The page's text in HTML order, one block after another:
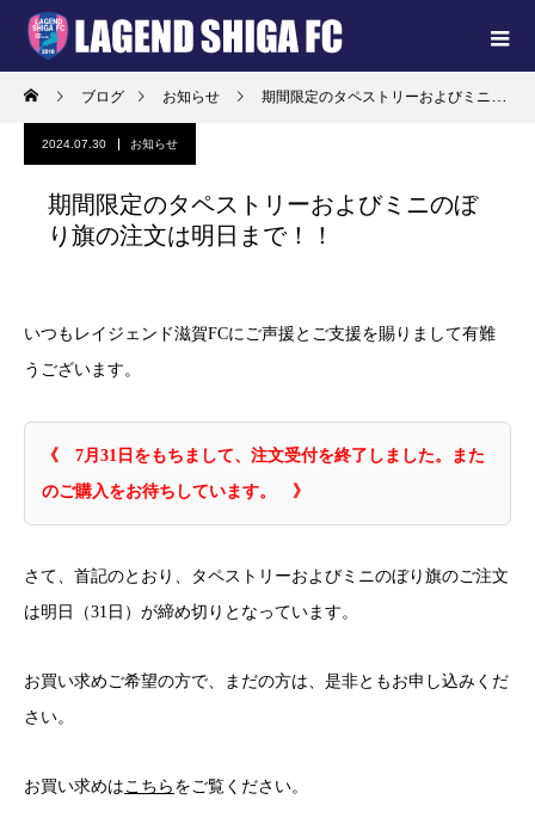
ブログ お知らせ 期間限定のタペストリーおよびミニのぼり旗の注文は明日まで！！
2024.07.30 お知らせ
期間限定のタペストリーおよびミニのぼ
り旗の注文は明日まで！！
いつもレイジェンド滋賀FCにご声援とご支援を賜りまして有難
うございます。
《 7月31日をもちまして、注文受付を終了しました。また
のご購入をお待ちしています。 》
さて、首記のとおり、タペストリーおよびミニのぼり旗のご注文
は明日（31日）が締め切りとなっています。
お買い求めご希望の方で、まだの方は、是非ともお申し込みくだ
さい。
お買い求めはこちら をご覧ください。